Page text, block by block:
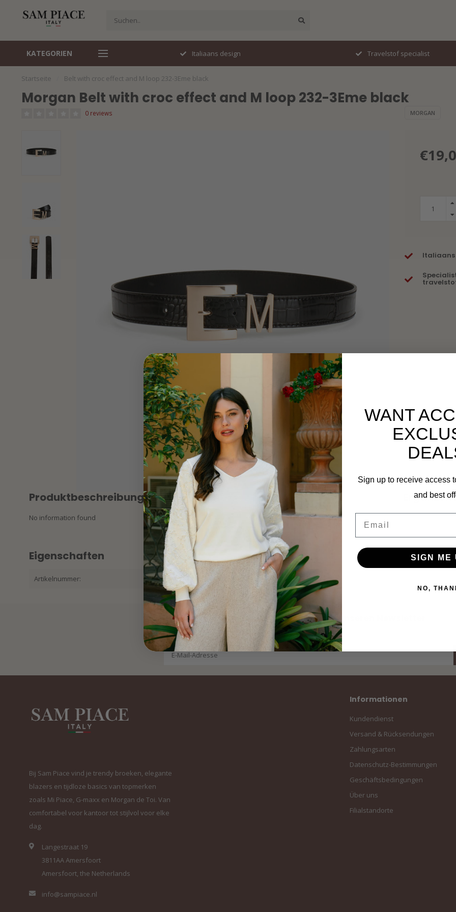
KATEGORIEN
Perfecte pasvorm Italiaans design Travelstof specialist
Startseite Belt with croc effect and M loop 232-3Eme black
Morgan Belt with croc effect and M loop 232-3Eme black
0 reviews MORGAN
Italiaans
Produktbeschreibung
No information found
Eigenschaften
Artikelnummer: 3253634031439
Abonnieren Sie unseren Newsletter
Bleibe auf dem Laufenden mit unseren Newsletter-Angeboten
Bij Sam Piace vind je trendy broeken, elegante
blazers en tijdloze basics van topmerken
zoals Mi Piace, G-maxx en Morgan de Toi. Van
comfortabel voor kantoor tot stijlvol voor elke
dag.
Langestraat 19
3811AA Amersfoort
Amersfoort, the Netherlands
info@sampiace.nl
Informationen
Kundendienst
Versand & Rücksendungen
Zahlungsarten
Datenschutz-Bestimmungen
Geschäftsbedingungen
Über uns
Filialstandorte
WANT
Sign up to receive access
and best
SIGN ME
NO,